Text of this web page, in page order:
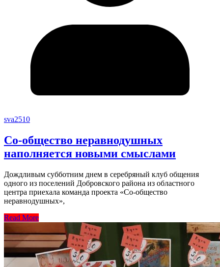
sva2510
Со-общество неравнодушных
наполняется новыми смыслами
Дождливым субботним днем в серебряный клуб общения
одного из поселений Добровского района из областного
центра приехала команда проекта «Со-общество
неравнодушных»,
Read More